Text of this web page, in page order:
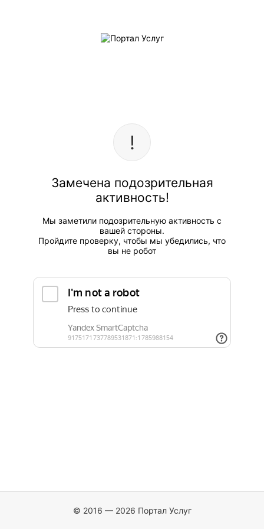
Замечена подозрительная
активность!
Мы заметили подозрительную активность с
вашей стороны.
Пройдите проверку, чтобы мы убедились, что
вы не робот
© 2016 — 2026 Портал Услуг